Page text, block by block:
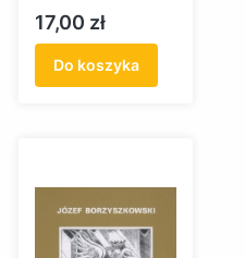
gminie Trąbki
Wielkie od czasów
najdawniejszych do
1945 roku
Cena
17,00 zł
Do koszyka